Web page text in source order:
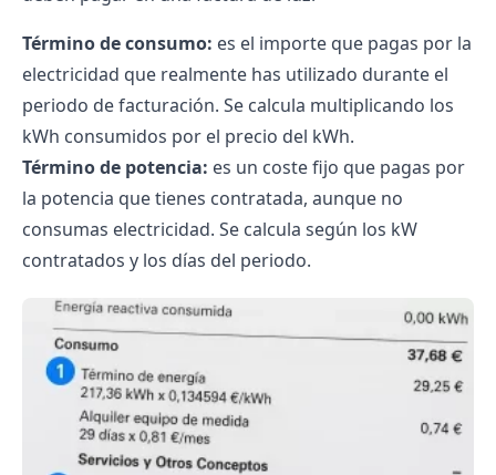
Término de consumo: es el importe que pagas por la
electricidad que realmente has utilizado durante el
periodo de facturación. Se calcula multiplicando los
kWh consumidos por el precio del kWh.
Término de potencia: es un coste fijo que pagas por
la potencia que tienes contratada, aunque no
consumas electricidad. Se calcula según los kW
contratados y los días del periodo.